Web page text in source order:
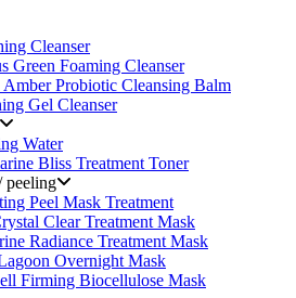
Cleanser
Green Foaming Cleanser
Amber Probiotic Cleansing Balm
Gel Cleanser
Water
Bliss Treatment Toner
peeling
Peel Mask Treatment
Clear Treatment Mask
Radiance Treatment Mask
Overnight Mask
Firming Biocellulose Mask